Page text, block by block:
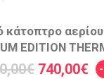
κάτοπτρο
EDITION
740,00€